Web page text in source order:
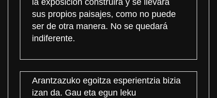
sus propios paisajes, como no puede
ser de otra manera. No se quedará
indiferente.
Arantzazuko egoitza esperientzia bizia
izan da. Gau eta egun leku